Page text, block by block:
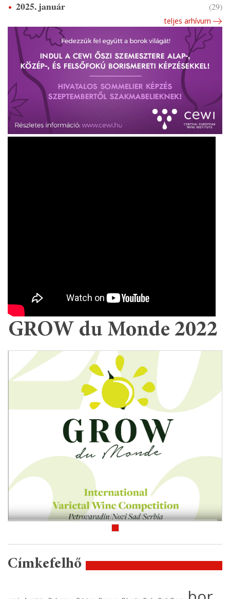
2025. január (29)
teljes arhívum
GROW du Monde 2022
Címkefelhő